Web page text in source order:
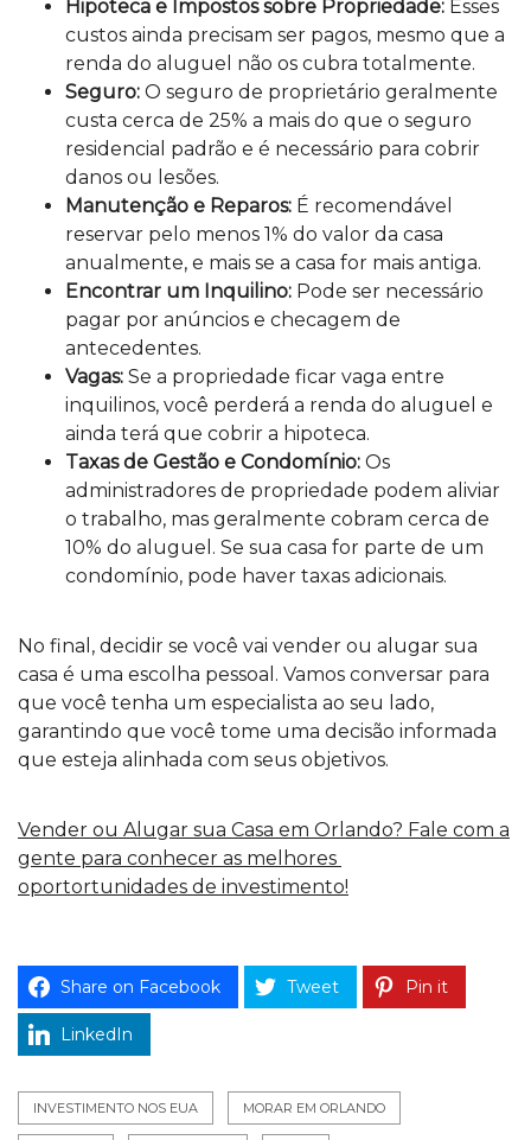
Hipoteca e Impostos sobre Propriedade: Esses
custos ainda precisam ser pagos, mesmo que a
renda do aluguel não os cubra totalmente.
Seguro: O seguro de proprietário geralmente
custa cerca de 25% a mais do que o seguro
residencial padrão e é necessário para cobrir
danos ou lesões.
Manutenção e Reparos: É recomendável
reservar pelo menos 1% do valor da casa
anualmente, e mais se a casa for mais antiga.
Encontrar um Inquilino: Pode ser necessário
pagar por anúncios e checagem de
antecedentes.
Vagas: Se a propriedade ficar vaga entre
inquilinos, você perderá a renda do aluguel e
ainda terá que cobrir a hipoteca.
Taxas de Gestão e Condomínio: Os
administradores de propriedade podem aliviar
o trabalho, mas geralmente cobram cerca de
10% do aluguel. Se sua casa for parte de um
condomínio, pode haver taxas adicionais.
No final, decidir se você vai vender ou alugar sua
casa é uma escolha pessoal. Vamos conversar para
que você tenha um especialista ao seu lado,
garantindo que você tome uma decisão informada
que esteja alinhada com seus objetivos.
Vender ou Alugar sua Casa em Orlando? Fale com a
gente para conhecer as melhores
oportortunidades de investimento!
Share on Facebook Tweet Pin it
LinkedIn
INVESTIMENTO NOS EUA MORAR EM ORLANDO